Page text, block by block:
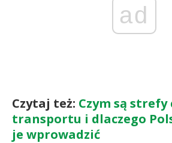
ad
Czytaj też: Czym są strefy
transportu i dlaczego
je wprowadzić